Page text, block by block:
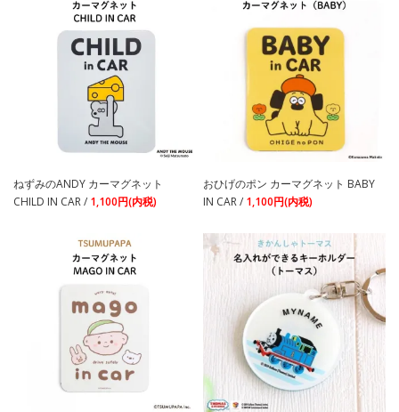
ねずみのANDY カーマグネット
CHILD IN CAR / 1,100円(内税)
おひげのポン カーマグネット BABY
IN CAR / 1,100円(内税)